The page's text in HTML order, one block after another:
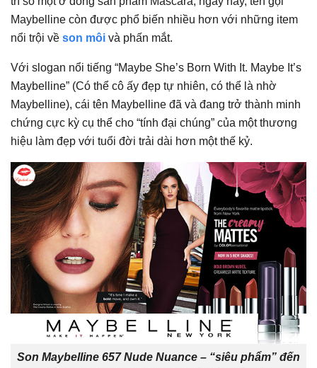
Maybelline còn được phổ biến nhiều hơn với những item
nổi trội về son môi và phấn mắt.
Với slogan nổi tiếng “Maybe She’s Born With It. Maybe It’s
Maybelline” (Có thể cô ấy đẹp tự nhiên, có thể là nhờ
Maybelline), cái tên Maybelline đã và đang trở thành minh
chứng cực kỳ cụ thể cho “tính đại chúng” của một thương
hiệu làm đẹp với tuổi đời trải dài hơn một thế kỷ.
Son Maybelline 657 Nude Nuance – “siêu phẩm” đến